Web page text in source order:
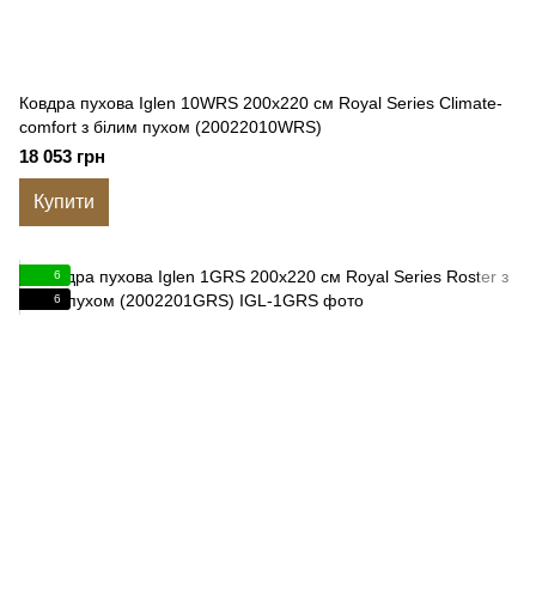
Ковдра пухова Iglen 10WRS 200x220 см Royal Series Climate-
comfort з білим пухом (20022010WRS)
18 053 грн
Купити
6
6